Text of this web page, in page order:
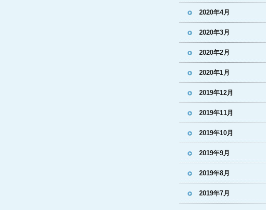
2020年4月
2020年3月
2020年2月
2020年1月
2019年12月
2019年11月
2019年10月
2019年9月
2019年8月
2019年7月